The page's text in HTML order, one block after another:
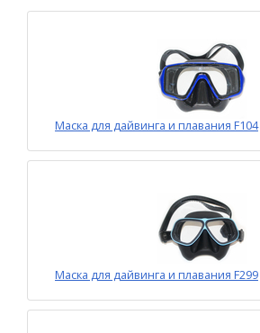
Маска для дайвинга и плавания F104
Маска для дайвинга и плавания F299